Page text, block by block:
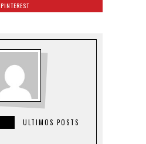
PINTEREST
ULTIMOS POSTS